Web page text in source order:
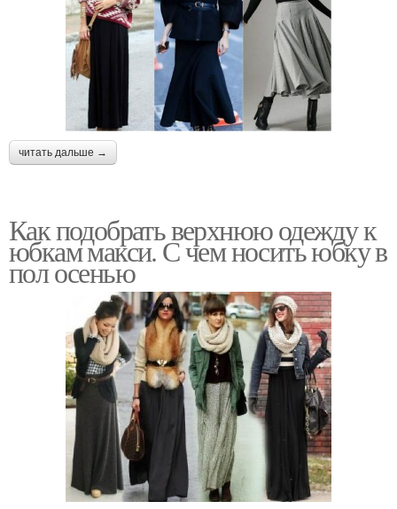
читать дальше →
Как подобрать верхнюю одежду к
юбкам макси. С чем носить юбку в
пол осенью